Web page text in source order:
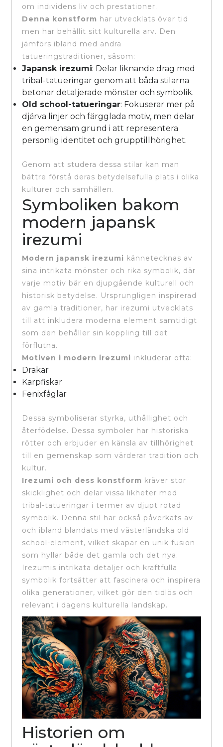
om individens liv och prestationer.
Denna konstform har utvecklats över tid
men har behållit sitt kulturella arv. Den
jämförs ibland med andra
tatueringstraditioner, såsom:
Japansk irezumi: Delar liknande drag med
tribal-tatueringar genom att båda stilarna
betonar detaljerade mönster och symbolik.
Old school-tatueringar: Fokuserar mer på
djärva linjer och färgglada motiv, men delar
en gemensam grund i att representera
personlig identitet och grupptillhörighet.
Genom att studera dessa stilar kan man
bättre förstå deras betydelsefulla plats i olika
kulturer och samhällen.
Symboliken bakom
modern japansk
irezumi
Modern japansk irezumi kännetecknas av
sina intrikata mönster och rika symbolik, där
varje motiv bär en djupgående kulturell och
historisk betydelse. Ursprungligen inspirerad
av gamla traditioner, har irezumi utvecklats
till att inkludera moderna element samtidigt
som den behåller sin koppling till det
förflutna.
Motiven i modern irezumi inkluderar ofta:
Drakar
Karpfiskar
Fenixfåglar
Dessa symboliserar styrka, uthållighet och
återfödelse. Dessa symboler har historiska
rötter och erbjuder en känsla av tillhörighet
till en gemenskap som värderar tradition och
kultur.
Irezumi och dess konstform kräver stor
skicklighet och delar vissa likheter med
tribal-tatueringar i termer av djupt rotad
symbolik. Denna stil har också påverkats av
och ibland blandats med västerländska old
school-element, vilket skapar en unik fusion
som hyllar både det gamla och det nya.
Irezumis intrikata detaljer och kraftfulla
symbolik fortsätter att fascinera och inspirera
olika generationer, vilket gör den tidlös och
relevant i dagens kulturella landskap.
Historien om